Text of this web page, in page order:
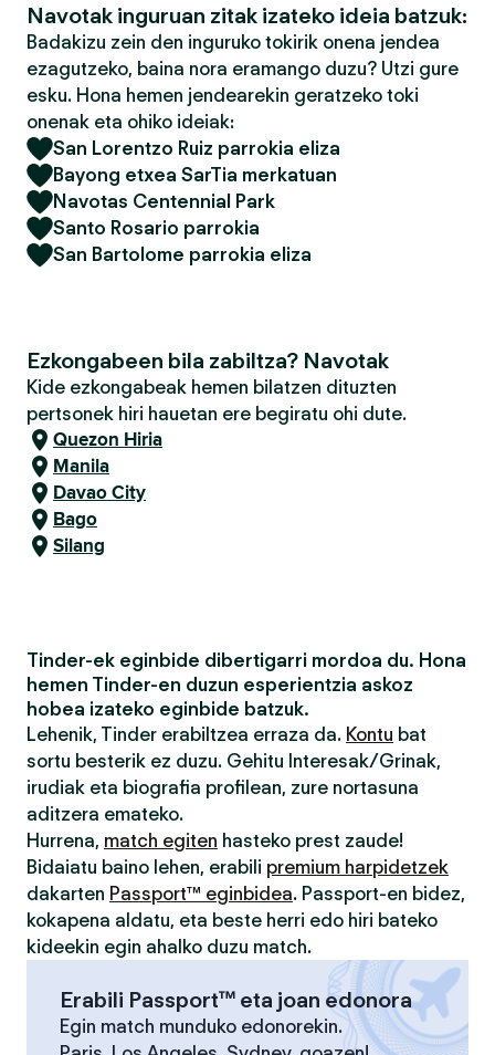
Navotak inguruan zitak izateko ideia batzuk:
Badakizu zein den inguruko tokirik onena jendea
ezagutzeko, baina nora eramango duzu? Utzi gure
esku. Hona hemen jendearekin geratzeko toki
onenak eta ohiko ideiak:
San Lorentzo Ruiz parrokia eliza
Bayong etxea SarTia merkatuan
Navotas Centennial Park
Santo Rosario parrokia
San Bartolome parrokia eliza
Ezkongabeen bila zabiltza? Navotak
Kide ezkongabeak hemen bilatzen dituzten
pertsonek hiri hauetan ere begiratu ohi dute.
Quezon Hiria
Manila
Davao City
Bago
Silang
Tinder-ek eginbide dibertigarri mordoa du. Hona
hemen Tinder-en duzun esperientzia askoz
hobea izateko eginbide batzuk.
Lehenik, Tinder erabiltzea erraza da. Kontu bat
sortu besterik ez duzu. Gehitu Interesak/Grinak,
irudiak eta biografia profilean, zure nortasuna
aditzera emateko.
Hurrena, match egiten hasteko prest zaude!
Bidaiatu baino lehen, erabili premium harpidetzek
dakarten Passport™ eginbidea. Passport-en bidez,
kokapena aldatu, eta beste herri edo hiri bateko
kideekin egin ahalko duzu match.
Erabili Passport™ eta joan edonora
Egin match munduko edonorekin.